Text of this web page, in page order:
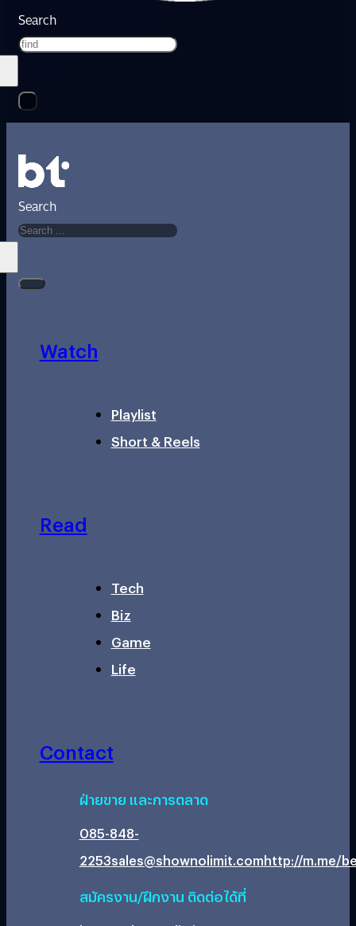
Search
Search
Watch
Playlist
Short & Reels
Read
Tech
Biz
Game
Life
Contact
ฝ่ายขาย และการตลาด
085-848-
2253sales@shownolimit.comhttp://m.me/
สมัครงาน/ฝึกงาน ติดต่อได้ที่